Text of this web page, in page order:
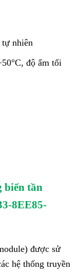
tự nhiên
độ ẩm tối
biến tần
8EE85-
được sử
hệ thống truyền